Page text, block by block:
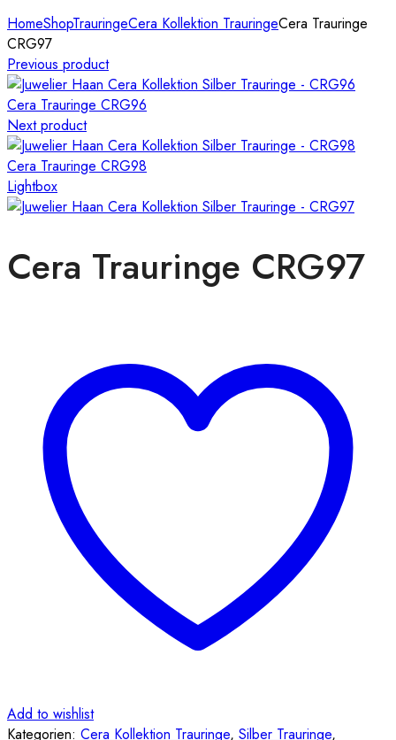
HomeShopTrauringeCera Kollektion TrauringeCera Trauringe
CRG97
Previous product
Cera Trauringe CRG96
Next product
Cera Trauringe CRG98
Lightbox
Cera Trauringe CRG97
Add to wishlist
Kategorien: Cera Kollektion Trauringe, Silber Trauringe,